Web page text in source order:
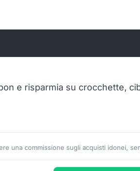
e risparmia su crocchette,
una commissione sugli acquisti idonei,